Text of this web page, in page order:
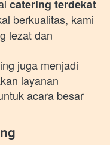
catering terdekat
berkualitas, kami
lezat dan
juga menjadi
acara besar